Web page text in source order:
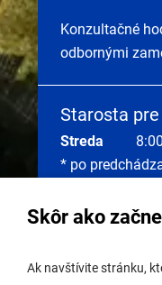
Skôr ako
Ak navštívite stránku,
Konzultačné
odbornými
Starosta
Streda 8:00 -
* po